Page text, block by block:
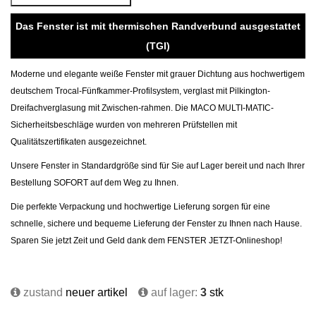
Das Fenster ist mit thermischen Randverbund ausgestattet
(TGI)
Moderne und elegante weiße Fenster mit grauer Dichtung aus hochwertigem
deutschem Trocal-Fünfkammer-Profilsystem, verglast mit Pilkington-
Dreifachverglasung mit Zwischen-rahmen. Die MACO MULTI-MATIC-
Sicherheitsbeschläge wurden von mehreren Prüfstellen mit
Qualitätszertifikaten ausgezeichnet.
Unsere Fenster in Standardgröße sind für Sie auf Lager bereit und nach Ihrer
Bestellung SOFORT auf dem Weg zu Ihnen.
Die perfekte Verpackung und hochwertige Lieferung sorgen für eine
schnelle, sichere und bequeme Lieferung der Fenster zu Ihnen nach Hause.
Sparen Sie jetzt Zeit und Geld dank dem FENSTER JETZT-Onlineshop!
zustand neuer artikel auf lager: 3 stk